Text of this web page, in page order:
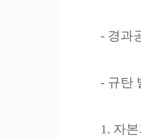
- 경과
- 규탄
1. 자